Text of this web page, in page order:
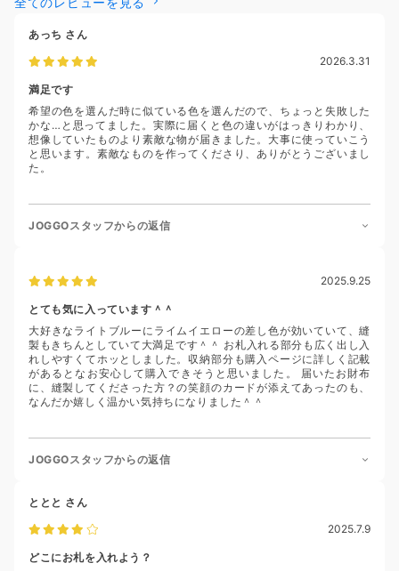
あっち さん
2026.3.31
満足です
希望の色を選んだ時に似ている色を選んだので、ちょっと失敗した
かな…と思ってました。実際に届くと色の違いがはっきりわかり、
想像していたものより素敵な物が届きました。大事に使っていこう
と思います。素敵なものを作ってくださり、ありがとうございまし
た。
JOGGOスタッフからの返信
2025.9.25
とても気に入っています＾＾
大好きなライトブルーにライムイエローの差し色が効いていて、縫
製もきちんとしていて大満足です＾＾ お札入れる部分も広く出し入
れしやすくてホッとしました。収納部分も購入ページに詳しく記載
があるとなお安心して購入できそうと思いました。 届いたお財布
に、縫製してくださった方？の笑顔のカードが添えてあったのも、
なんだか嬉しく温かい気持ちになりました＾＾
JOGGOスタッフからの返信
ととと さん
2025.7.9
どこにお札を入れよう？